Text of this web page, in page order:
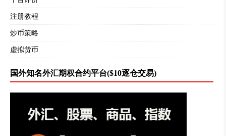
注册教程
炒币策略
虚拟货币
国外知名外汇期权合约平台($10逐仓交易)